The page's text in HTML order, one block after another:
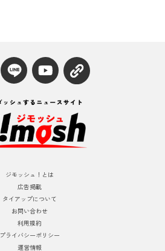
ジモッシュ！とは
広告掲載
タイアップについて
お問い合わせ
利用規約
プライバシーポリシー
運営情報